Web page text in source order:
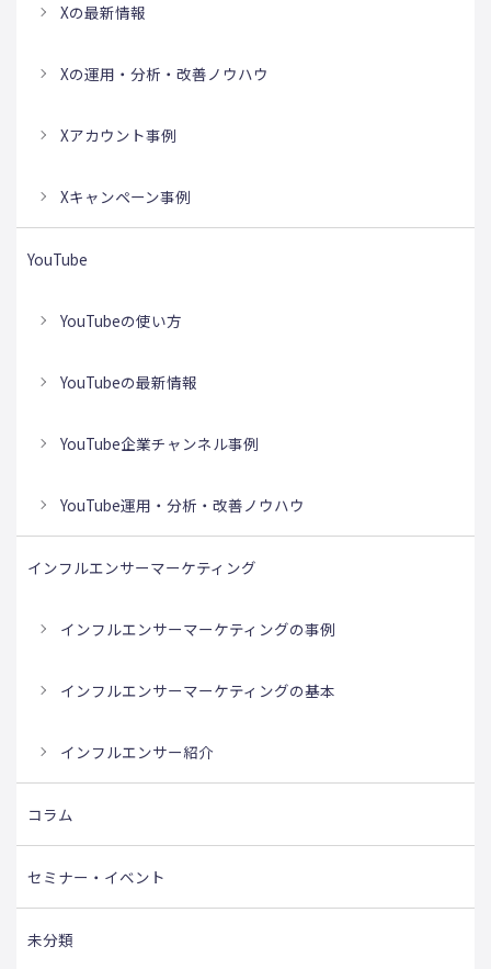
Xの最新情報
Xの運用・分析・改善ノウハウ
Xアカウント事例
Xキャンペーン事例
YouTube
YouTubeの使い方
YouTubeの最新情報
YouTube企業チャンネル事例
YouTube運用・分析・改善ノウハウ
インフルエンサーマーケティング
インフルエンサーマーケティングの事例
インフルエンサーマーケティングの基本
インフルエンサー紹介
コラム
セミナー・イベント
未分類